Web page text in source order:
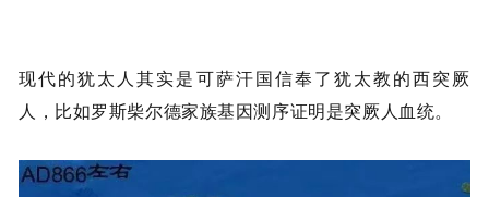
现代的犹太人其实是可萨汗国信奉了犹太教的西突厥
人，比如罗斯柴尔德家族基因测序证明是突厥人血统。